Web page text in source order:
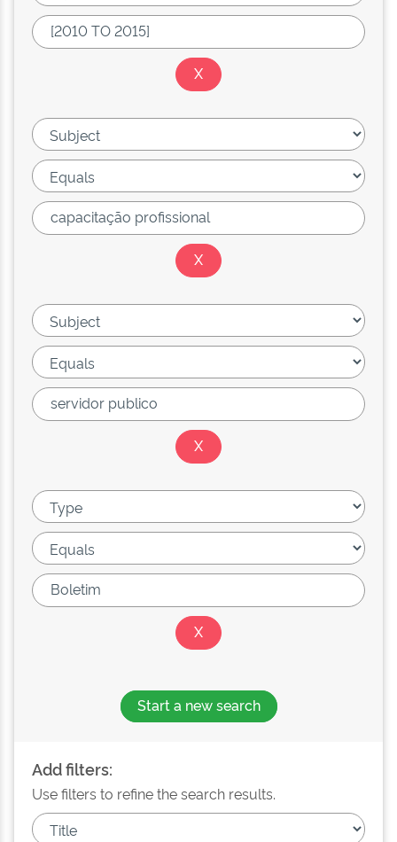
Start a new search
Add filters:
Use filters to refine the search results.